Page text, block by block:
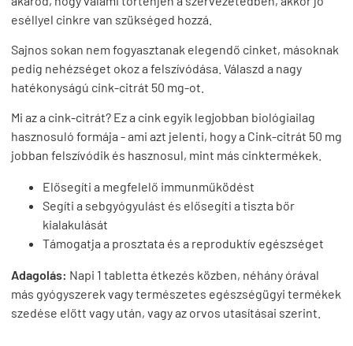
eséllyel cinkre van szükséged hozzá.
Sajnos sokan nem fogyasztanak elegendő cinket, másoknak
pedig nehézséget okoz a felszívódása. Válaszd a nagy
hatékonyságú cink-citrát 50 mg-ot.
Mi az a cink-citrát? Ez a cink egyik legjobban biológiailag
hasznosuló formája - ami azt jelenti, hogy a Cink-citrát 50 mg
jobban felszívódik és hasznosul, mint más cinktermékek.
Elősegíti a megfelelő immunműködést
Segíti a sebgyógyulást és elősegíti a tiszta bőr
kialakulását
Támogatja a prosztata és a reproduktív egészséget
Adagolás: Napi 1 tabletta étkezés közben, néhány órával
más gyógyszerek vagy természetes egészségügyi termékek
szedése előtt vagy után, vagy az orvos utasításai szerint.